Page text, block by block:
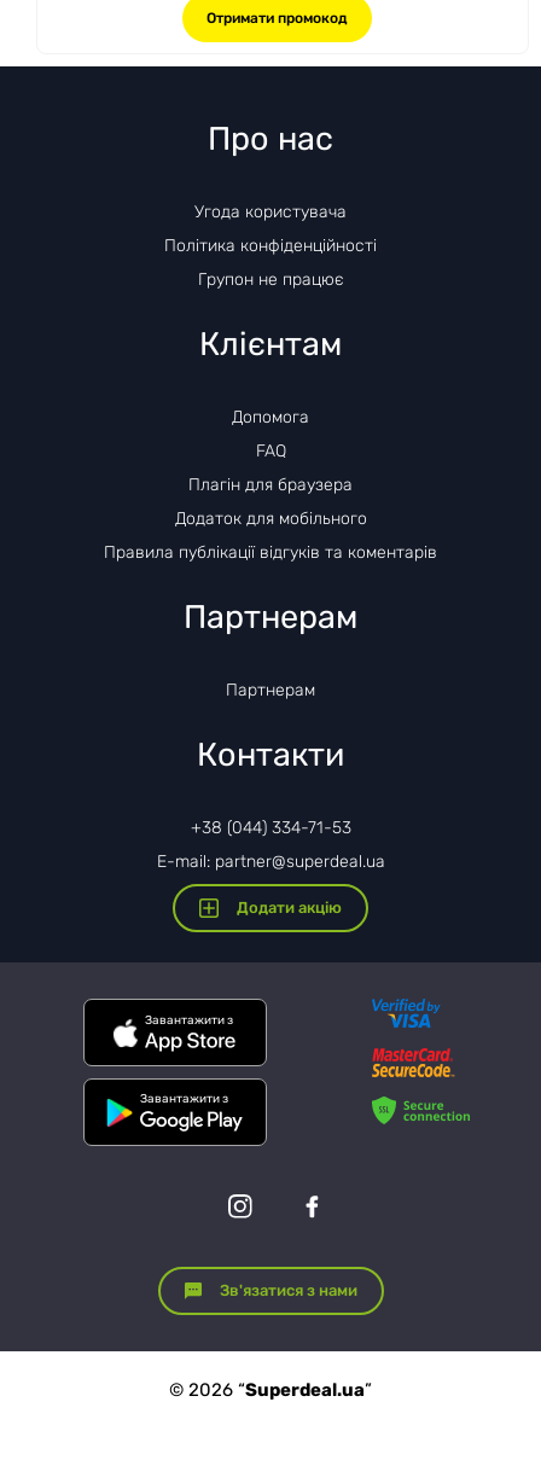
Отримати промокод
Про нас
Угода користувача
Політика конфіденційності
Групон не працює
Клієнтам
Допомога
FAQ
Плагін для браузера
Додаток для мобільного
Правила публікації відгуків та коментарів
Партнерам
Партнерам
Контакти
+38 (044) 334-71-53
E-mail: partner@superdeal.ua
Додати акцію
Завантажити з
Завантажити з
Зв'язатися з нами
© 2026 “Superdeal.ua”